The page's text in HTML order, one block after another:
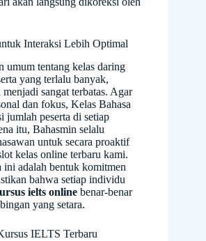
Interaksi Lebih Optimal
umum tentang kelas daring
yang terlalu banyak,
sangat terbatas. Agar
dan fokus, Kelas Bahasa
jumlah peserta di setiap
itu, Bahasmin selalu
untuk secara proaktif
kelas online terbaru kami.
ini adalah bentuk komitmen
bahwa setiap individu
ielts online benar-benar
yang setara.
IELTS Terbaru